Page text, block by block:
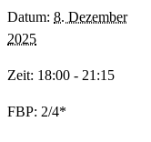
Datum: 8. Dezember
2025
Zeit: 18:00 - 21:15
FBP: 2/4*